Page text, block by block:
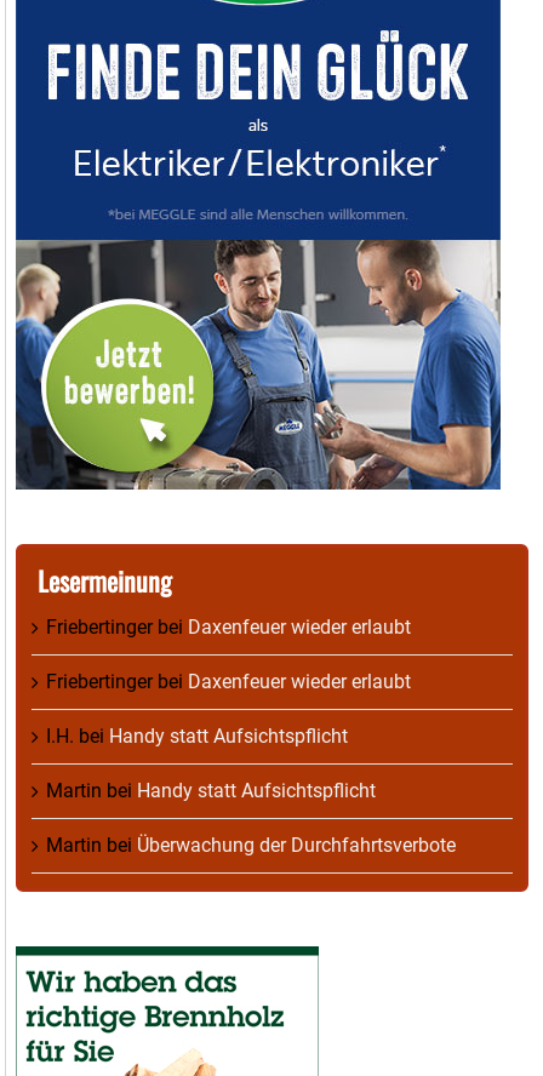
Lesermeinung
Friebertingerbei Daxenfeuer wieder erlaubt
Friebertingerbei Daxenfeuer wieder erlaubt
I.H. bei Handy statt Aufsichtspflicht
Martin bei Handy statt Aufsichtspflicht
Martin bei Überwachung der Durchfahrtsverbote